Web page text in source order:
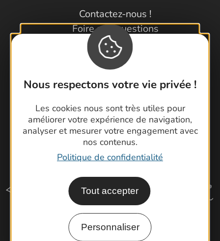
Nous respectons votre vie privée !
Les cookies nous sont très utiles pour
améliorer votre expérience de navigation,
analyser et mesurer votre engagement avec
nos contenus.
Politique de confidentialité
Tout accepter
Personnaliser
Contactez-nous !
Foire aux questions
Brochures
Cartoguides et Topoguides
Latitude Gard
Comment venir ?